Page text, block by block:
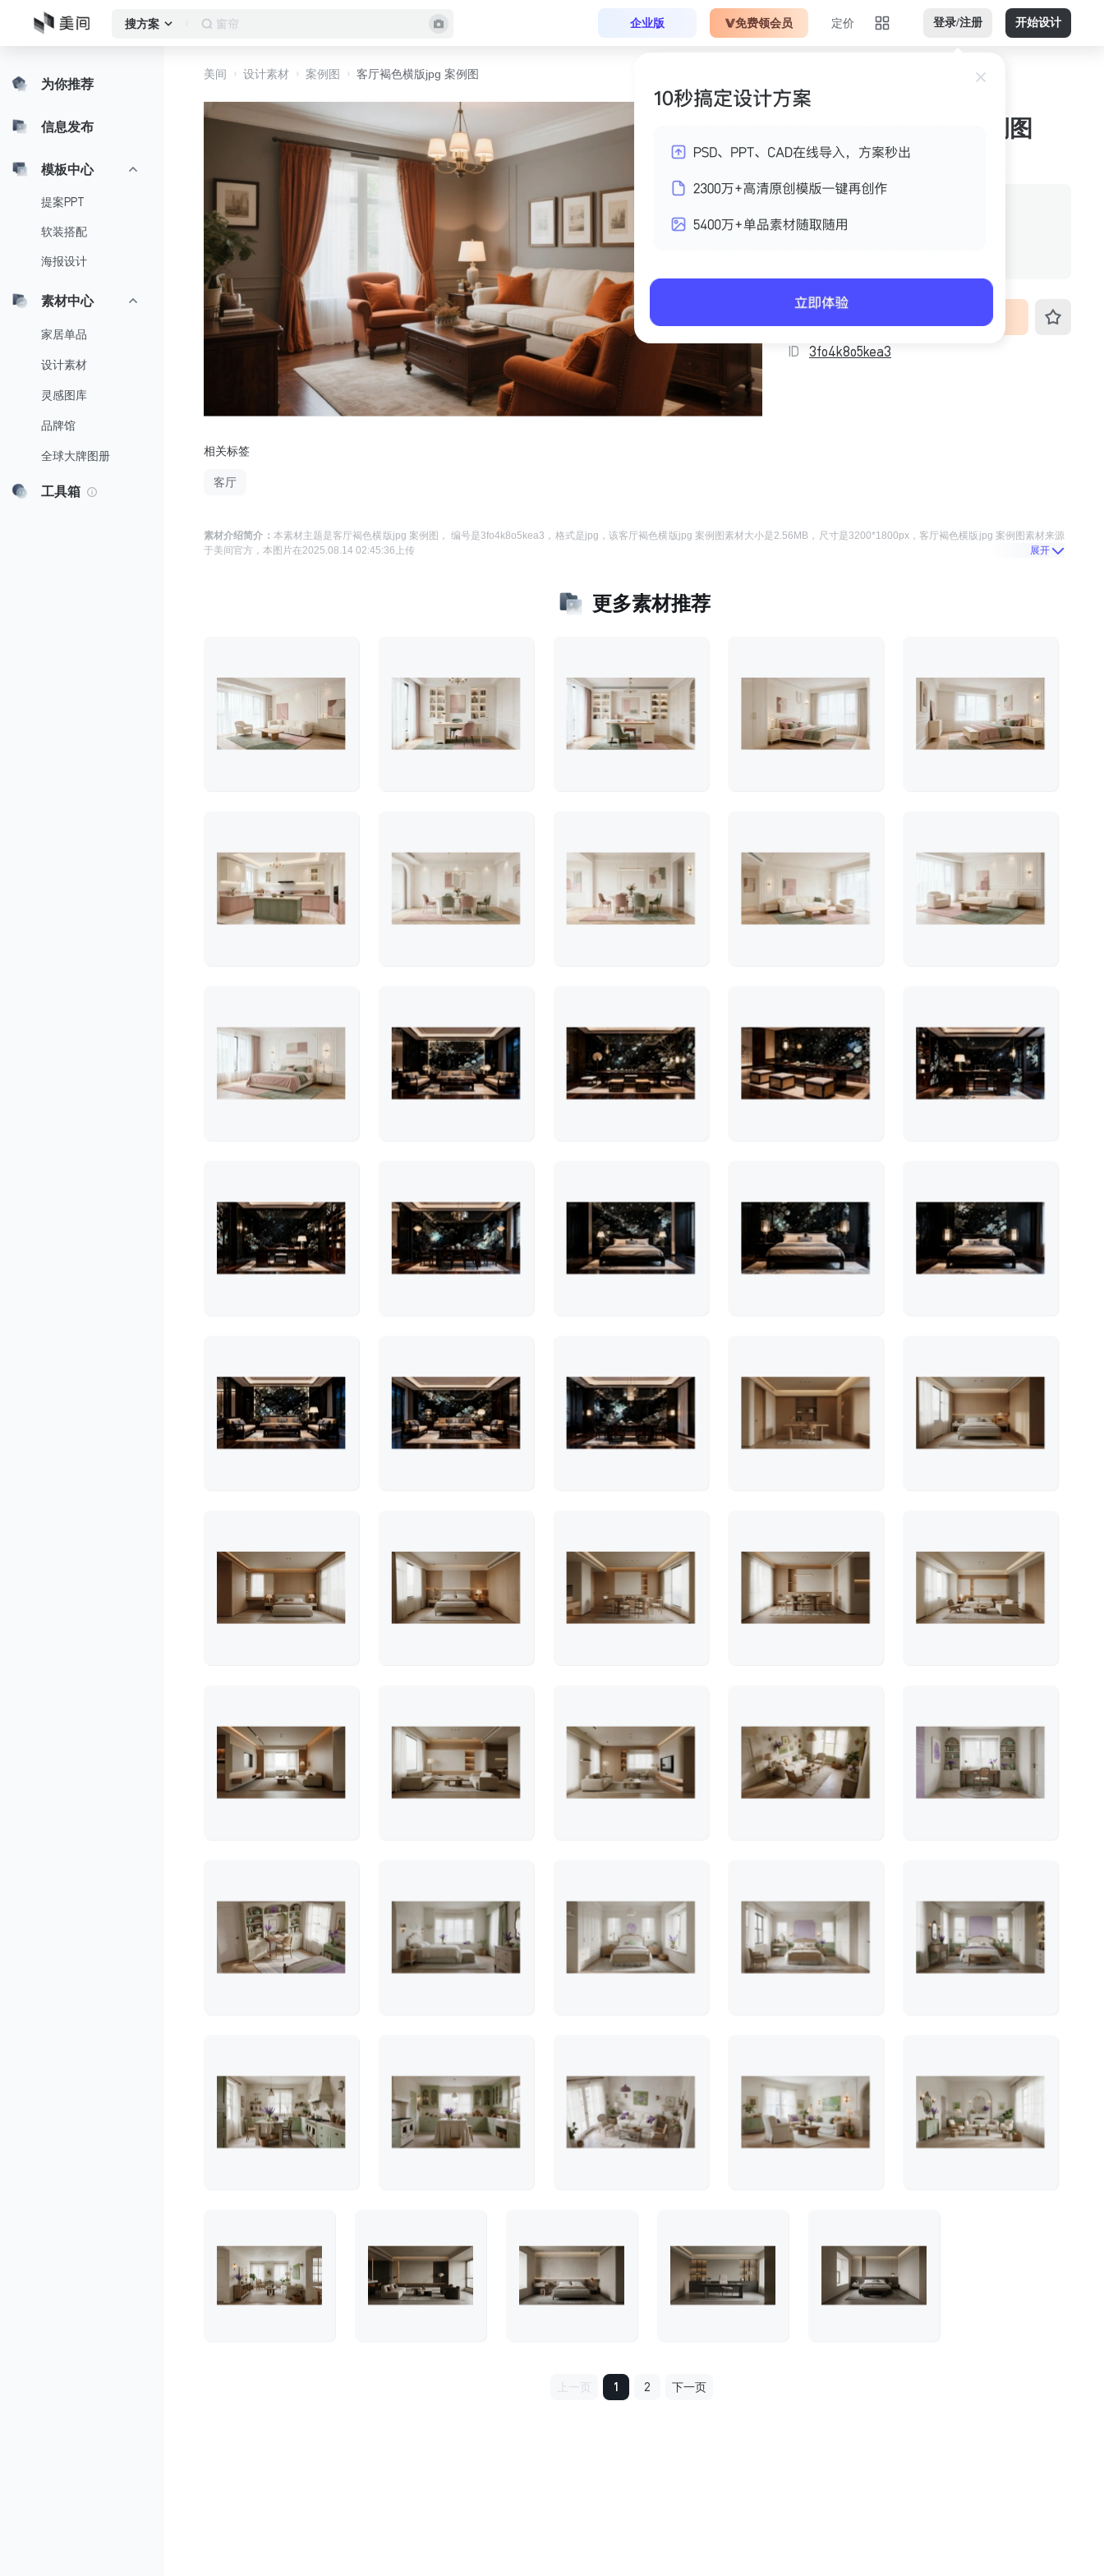
搜方案 窗帘 企业版 免费领会员 定价 登录/注册 开始设计
为你推荐
信息发布
模板中心
提案PPT
软装搭配
海报设计
素材中心
家居单品
设计素材
灵感图库
品牌馆
全球大牌图册
工具箱
美间 设计素材 案例图 客厅褐色横版jpg 案例图
客厅褐色横版jpg 案例图
格式
ID 3fo4k8o5kea3
相关标签
客厅
素材介绍简介： 本素材主题是客厅褐色横版jpg 案例图 ， 编号是3fo4k8o5kea3 ，格式是jpg ，该客厅褐色横版jpg 案例图素材大小是2.56MB ，尺寸是3200*1800px，客厅褐色横版jpg 案例图素材来源
于美间官方 ，本图片在2025.08.14 02:45:36 上传 展开
更多素材推荐
上一页 1 2 下一页